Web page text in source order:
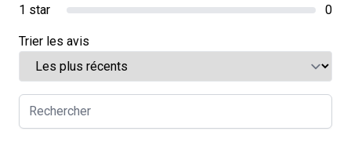
1 star
0
Trier les avis